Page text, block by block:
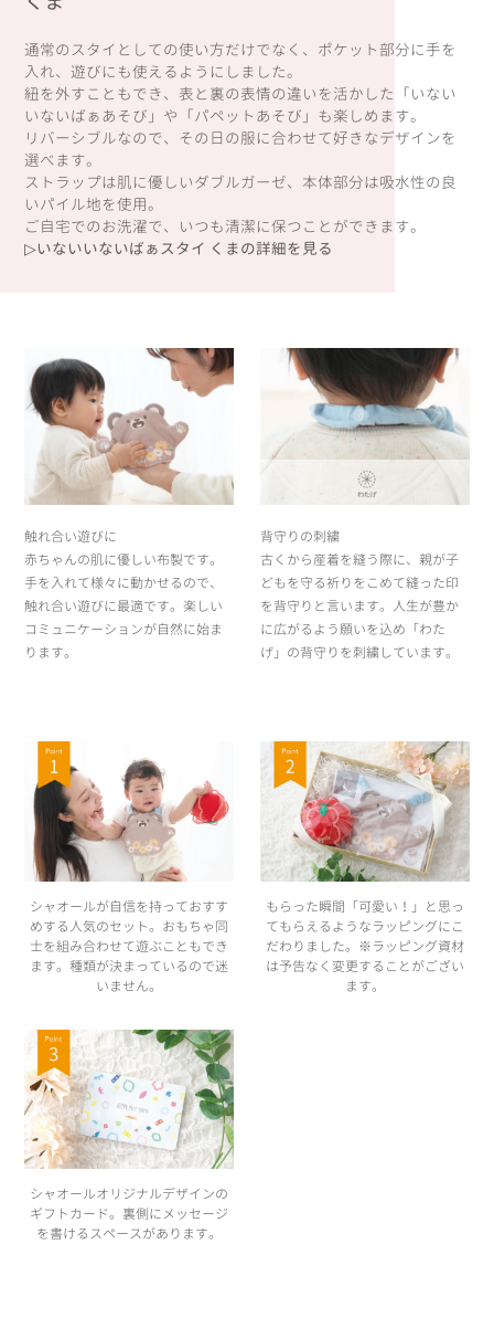
通常のスタイとしての使い方だけでなく、ポケット部分に手を
入れ、遊びにも使えるようにしました。
紐を外すこともでき、表と裏の表情の違いを活かした「いない
いないばぁあそび」や「パペットあそび」も楽しめます。
リバーシブルなので、その日の服に合わせて好きなデザインを
選べます。
ストラップは肌に優しいダブルガーゼ、本体部分は吸水性の良
いパイル地を使用。
ご自宅でのお洗濯で、いつも清潔に保つことができます。
▷いないいないばぁスタイ くまの詳細を見る
触れ合い遊びに
赤ちゃんの肌に優しい布製です。
手を入れて様々に動かせるので、
触れ合い遊びに最適です。楽しい
コミュニケーションが自然に始ま
ります。
背守りの刺繍
古くから産着を縫う際に、親が子
どもを守る祈りをこめて縫った印
を背守りと言います。人生が豊か
に広がるよう願いを込め「わた
げ」の背守りを刺繍しています。
シャオールが自信を持っておすす
めする人気のセット。おもちゃ同
士を組み合わせて遊ぶこともでき
ます。種類が決まっているので迷
いません。
もらった瞬間「可愛い！」と思っ
てもらえるようなラッピングにこ
だわりました。※ラッピング資材
は予告なく変更することがござい
ます。
シャオールオリジナルデザインの
ギフトカード。裏側にメッセージ
を書けるスペースがあります。